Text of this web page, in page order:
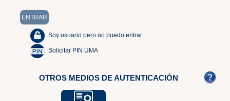
Soy usuario pero no puedo entrar
Solicitar PIN UMA
OTROS MEDIOS DE AUTENTICACIÓN